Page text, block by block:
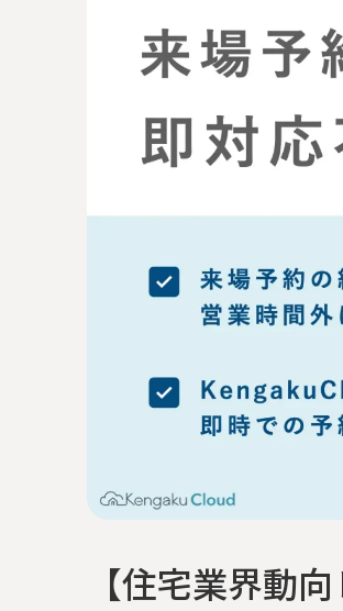
【住宅業界動